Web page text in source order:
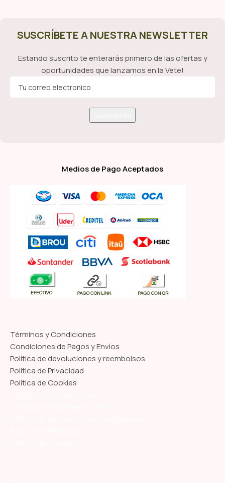
SUSCRÍBETE A NUESTRA NEWSLETTER
Estando suscrito te enterarás primero de las ofertas y
oportunidades que lanzamos en la Vete!
Medios de Pago Aceptados
Términos y Condiciones
Condiciones de Pagos y Envíos
Política de devoluciones y reembolsos
Política de Privacidad
Política de Cookies